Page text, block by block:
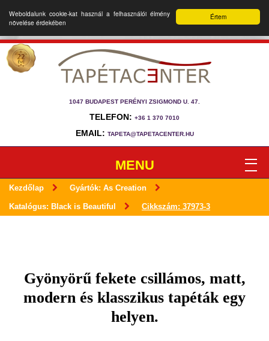
Értem
Weboldalunk cookie-kat használ a felhasználói élmény
növelése érdekében
1047 BUDAPEST PERÉNYI ZSIGMOND U. 47.
TELEFON: +36 1 370 7010
EMAIL: TAPETA@TAPETACENTER.HU
MENU
Kezdőlap Gyártók: As Creation
Katalógus: Black is Beautiful Cikkszám: 37973-3
Gyönyörű fekete csillámos, matt,
modern és klasszikus tapéták egy
helyen.